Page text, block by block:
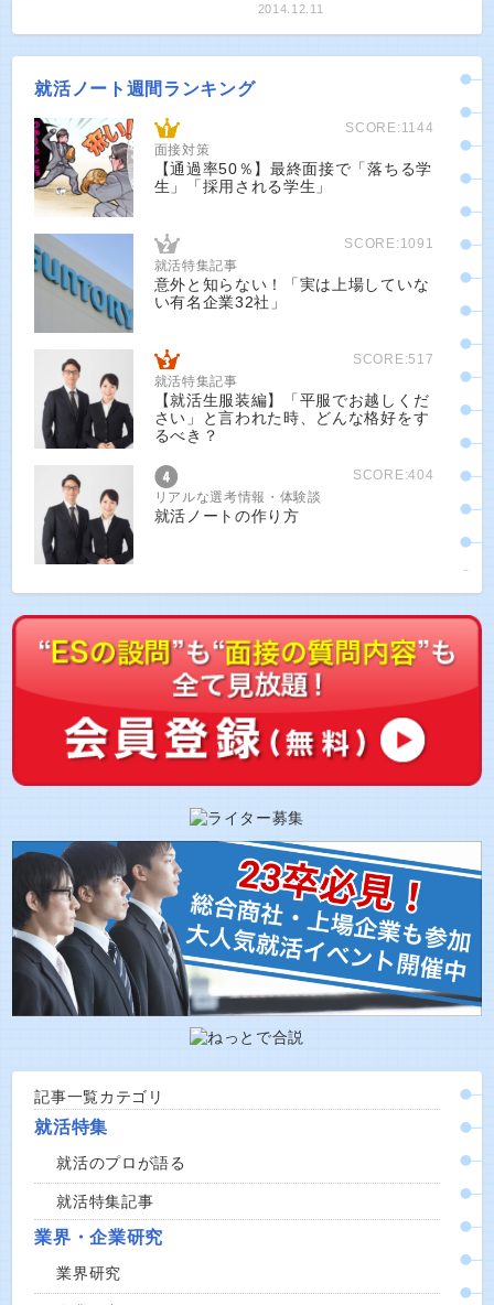
2014.12.11
就活ノート週間ランキング
SCORE:1144
面接対策
【通過率50％】最終面接で「落ちる学
生」「採用される学生」
SCORE:1091
就活特集記事
意外と知らない！「実は上場していな
い有名企業32社」
SCORE:517
就活特集記事
【就活生服装編】「平服でお越しくだ
さい」と言われた時、どんな格好をす
るべき？
SCORE:404
リアルな選考情報・体験談
就活ノートの作り方
記事一覧カテゴリ
就活特集
就活のプロが語る
就活特集記事
業界・企業研究
業界研究